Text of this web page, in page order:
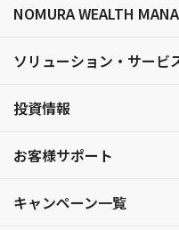
NOMURA WEALTH
ソリューション・サービ
投資情報
お客様サポート
キャンペーン一覧